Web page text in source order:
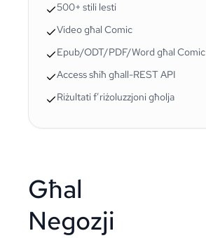
500+ stili lesti
Video għal Comic
Epub/ODT/PDF/Word għal Comic
Access sħiħ għall-REST API
Riżultati f’riżoluzzjoni għolja
Għal
Negozji